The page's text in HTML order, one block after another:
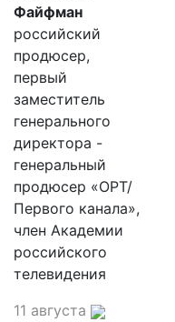
Файфман
российский
продюсер,
первый
заместитель
генерального
директора -
генеральный
продюсер «ОРТ/
Первого канала»,
член Академии
российского
телевидения
11 августа